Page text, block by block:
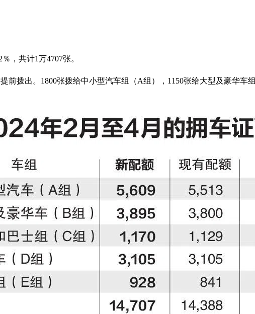
，共计1万4707张。
前拨出。1800张拨给中小型汽车组（A组），1150张给大型及豪华车